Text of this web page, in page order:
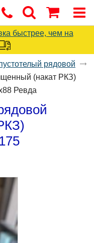
быстрее, чем на
рядовой
(накат РКЗ)
Ревда